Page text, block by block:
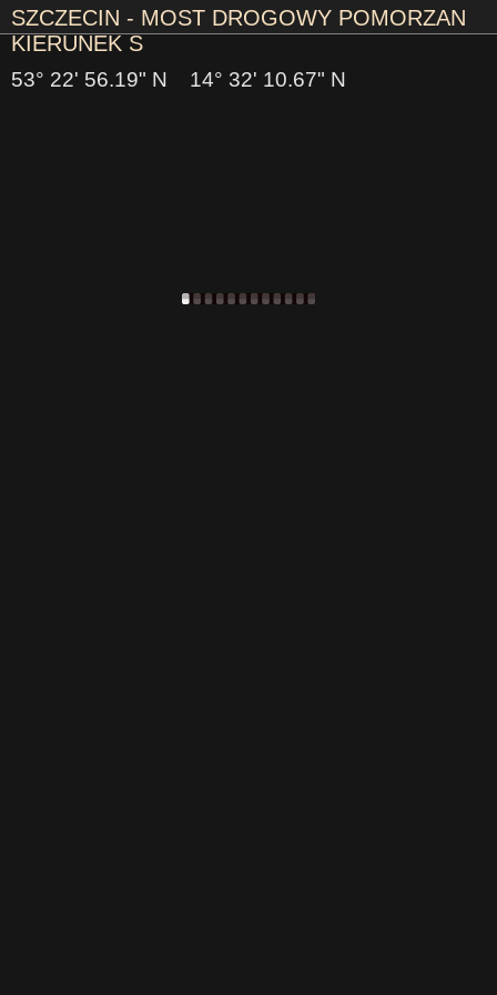
SZCZECIN - MOST DROGOWY POMORZAN
KIERUNEK S
53° 22' 56.19" N 14° 32' 10.67" N